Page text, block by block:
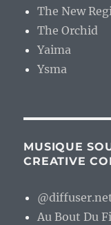
The New
The Orchid
Yaima
Ysma
MUSIQUE
CREATIVE
Au Bout Du